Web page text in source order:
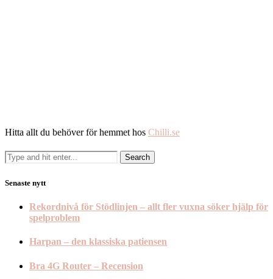
Hitta allt du behöver för hemmet hos Chilli.se
Senaste nytt
Rekordnivå för Stödlinjen – allt fler vuxna söker hjälp för
spelproblem
Harpan – den klassiska patiensen
Bra 4G Router – Recension